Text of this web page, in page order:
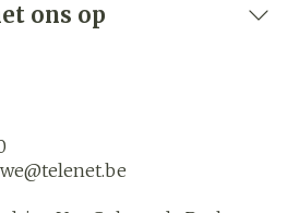
ons op
telenet.be